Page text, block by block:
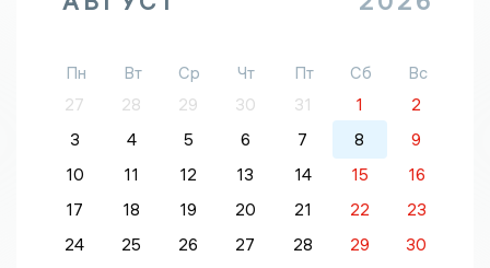
Пн Вт Ср Чт Пт Сб
Вс
27
28 29 30 31 1
2
3
4 5 6 7 8
9
10
11 12 13 14 15
16
17
18 19 20 21 22
23
24
25 26 27 28 29
30